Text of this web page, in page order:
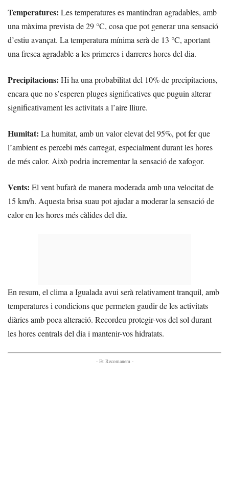
Temperatures: Les temperatures es mantindran agradables, amb
una màxima prevista de 29 °C, cosa que pot generar una sensació
d’estiu avançat. La temperatura mínima serà de 13 °C, aportant
una fresca agradable a les primeres i darreres hores del dia.
Precipitacions: Hi ha una probabilitat del 10% de precipitacions,
encara que no s’esperen pluges significatives que puguin alterar
significativament les activitats a l’aire lliure.
Humitat: La humitat, amb un valor elevat del 95%, pot fer que
l’ambient es percebi més carregat, especialment durant les hores
de més calor. Això podria incrementar la sensació de xafogor.
Vents: El vent bufarà de manera moderada amb una velocitat de
15 km/h. Aquesta brisa suau pot ajudar a moderar la sensació de
calor en les hores més càlides del dia.
En resum, el clima a Igualada avui serà relativament tranquil, amb
temperatures i condicions que permeten gaudir de les activitats
diàries amb poca alteració. Recordeu protegir-vos del sol durant
les hores centrals del dia i mantenir-vos hidratats.
- Et Recomanem -